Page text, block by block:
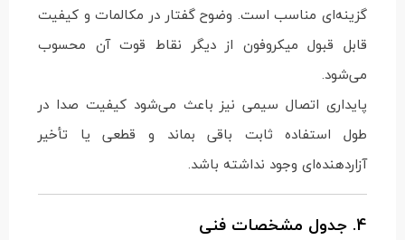
گزینه‌ای مناسب است. وضوح گفتار در مکالمات و کیفیت
قابل قبول میکروفون از دیگر نقاط قوت آن محسوب
می‌شود.
پایداری اتصال سیمی نیز باعث می‌شود کیفیت صدا در
طول استفاده ثابت باقی بماند و قطعی یا تأخیر
آزاردهنده‌ای وجود نداشته باشد.
4. جدول مشخصات فنی